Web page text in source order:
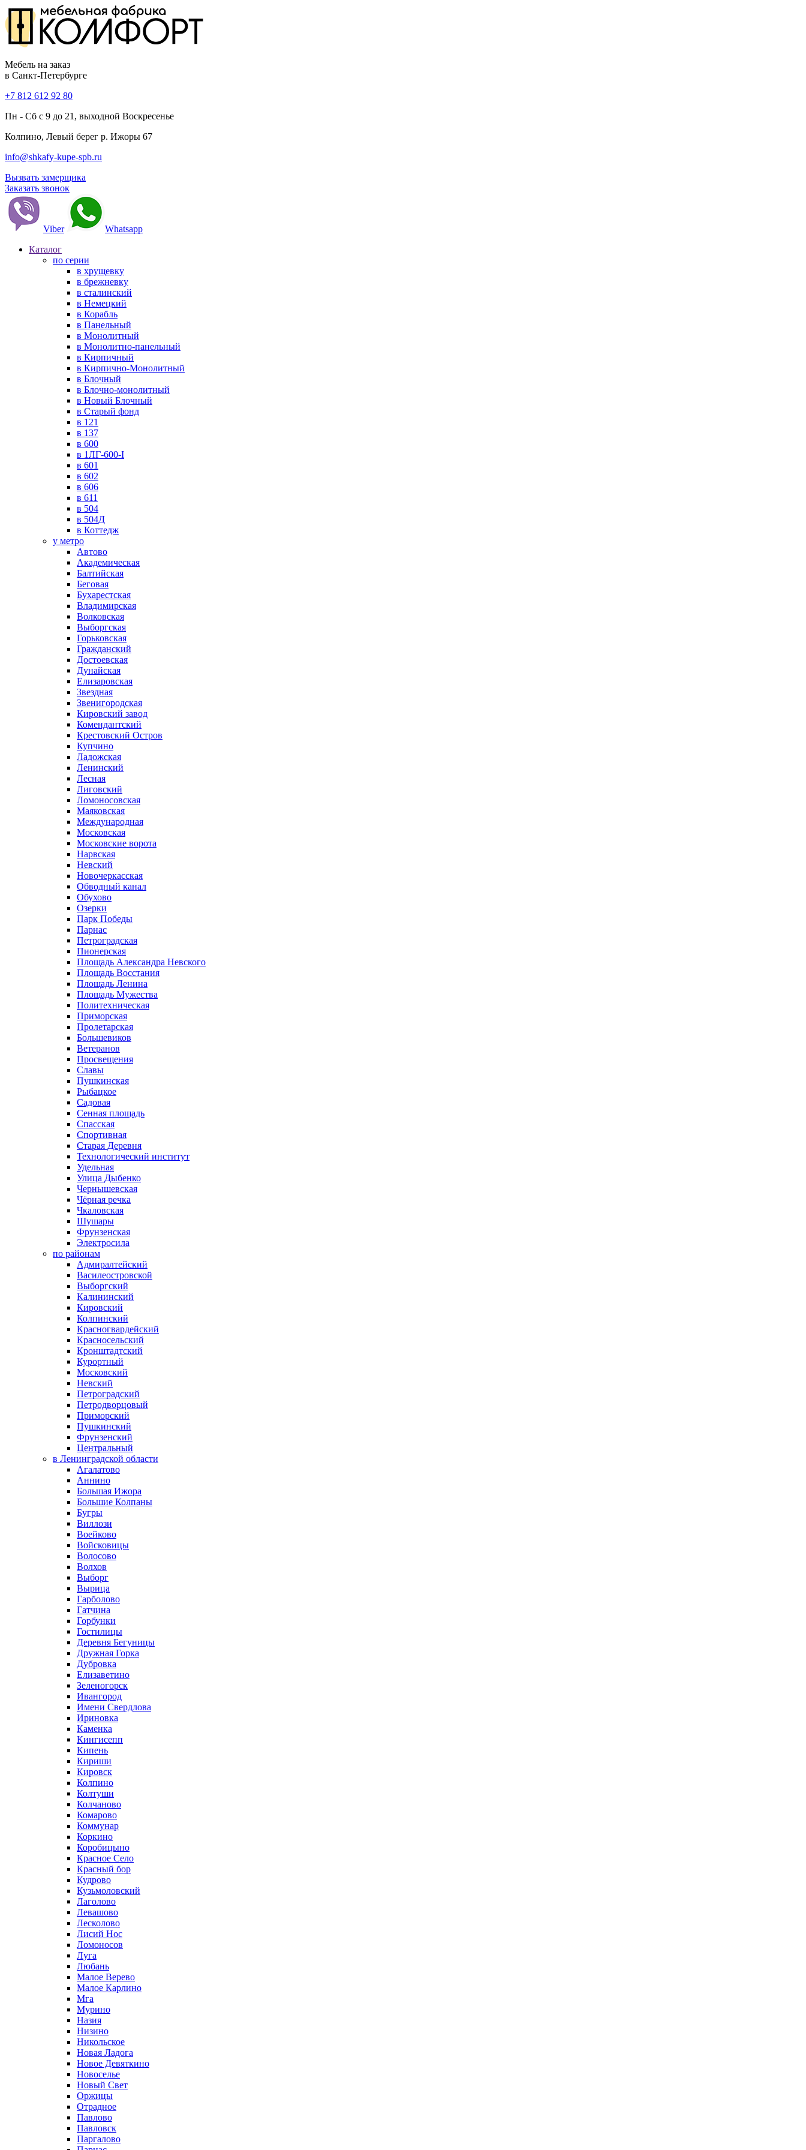
Мебель на заказ
в Санкт-Петербурге
+7 812 612 92 80
Пн - Сб с 9 до 21, выходной Воскресенье
Колпино, Левый берег р. Ижоры 67
info@shkafy-kupe-spb.ru
Вызвать замерщика
Заказать звонок
Viber
Whatsapp
Каталог
по серии
в хрущевку
в брежневку
в сталинский
в Немецкий
в Корабль
в Панельный
в Монолитный
в Монолитно-панельный
в Кирпичный
в Кирпично-Монолитный
в Блочный
в Блочно-монолитный
в Новый Блочный
в Старый фонд
в 121
в 137
в 600
в 1ЛГ-600-I
в 601
в 602
в 606
в 611
в 504
в 504Д
в Коттедж
у метро
Автово
Академическая
Балтийская
Беговая
Бухарестская
Владимирская
Волковская
Выборгская
Горьковская
Гражданский
Достоевская
Дунайская
Елизаровская
Звездная
Звенигородская
Кировский завод
Комендантский
Крестовский Остров
Купчино
Ладожская
Ленинский
Лесная
Лиговский
Ломоносовская
Маяковская
Международная
Московская
Московские ворота
Нарвская
Невский
Новочеркасская
Обводный канал
Обухово
Озерки
Парк Победы
Парнас
Петроградская
Пионерская
Площадь Александра Невского
Площадь Восстания
Площадь Ленина
Площадь Мужества
Политехническая
Приморская
Пролетарская
Большевиков
Ветеранов
Просвещения
Славы
Пушкинская
Рыбацкое
Садовая
Сенная площадь
Спасская
Спортивная
Старая Деревня
Технологический институт
Удельная
Улица Дыбенко
Чернышевская
Чёрная речка
Чкаловская
Шушары
Фрунзенская
Электросила
по районам
Адмиралтейский
Василеостровской
Выборгский
Калининский
Кировский
Колпинский
Красногвардейский
Красносельский
Кронштадтский
Курортный
Московский
Невский
Петроградский
Петродворцовый
Приморский
Пушкинский
Фрунзенский
Центральный
в Ленинградской области
Агалатово
Аннино
Большая Ижора
Большие Колпаны
Бугры
Виллози
Воейково
Войсковицы
Волосово
Волхов
Выборг
Вырица
Гарболово
Гатчина
Горбунки
Гостилицы
Деревня Бегуницы
Дружная Горка
Дубровка
Елизаветино
Зеленогорск
Ивангород
Имени Свердлова
Ириновка
Каменка
Кингисепп
Кипень
Кириши
Кировск
Колпино
Колтуши
Колчаново
Комарово
Коммунар
Коркино
Коробицыно
Красное Село
Красный бор
Кудрово
Кузьмоловский
Лаголово
Левашово
Лесколово
Лисий Нос
Ломоносов
Луга
Любань
Малое Верево
Малое Карлино
Мга
Мурино
Назия
Низино
Никольское
Новая Ладога
Новое Девяткино
Новоселье
Новый Свет
Оржицы
Отрадное
Павлово
Павловск
Паргалово